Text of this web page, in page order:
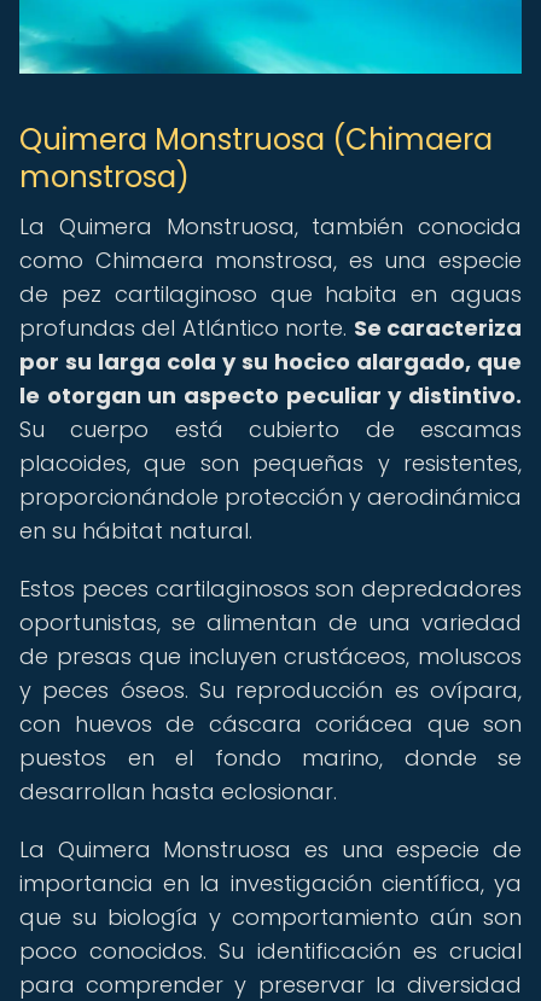
Quimera Monstruosa (Chimaera
monstrosa)
La Quimera Monstruosa, también conocida
como Chimaera monstrosa, es una especie
de pez cartilaginoso que habita en aguas
profundas del Atlántico norte. Se caracteriza
por su larga cola y su hocico alargado, que
le otorgan un aspecto peculiar y distintivo.
Su cuerpo está cubierto de escamas
placoides, que son pequeñas y resistentes,
proporcionándole protección y aerodinámica
en su hábitat natural.
Estos peces cartilaginosos son depredadores
oportunistas, se alimentan de una variedad
de presas que incluyen crustáceos, moluscos
y peces óseos. Su reproducción es ovípara,
con huevos de cáscara coriácea que son
puestos en el fondo marino, donde se
desarrollan hasta eclosionar.
La Quimera Monstruosa es una especie de
importancia en la investigación científica, ya
que su biología y comportamiento aún son
poco conocidos. Su identificación es crucial
para comprender y preservar la diversidad